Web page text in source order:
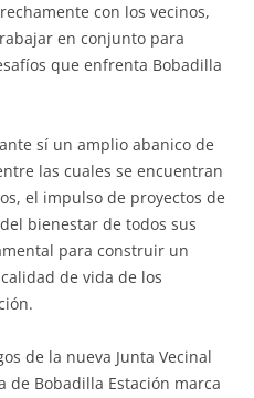
con los vecinos,
en conjunto para
que enfrenta Bobadilla
sí un amplio abanico de
las cuales se encuentran
el impulso de proyectos de
bienestar de todos sus
para construir un
de vida de los
de la nueva Junta Vecinal
de Bobadilla Estación marca